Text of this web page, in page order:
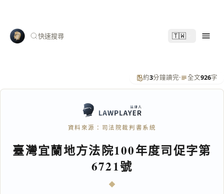
快速搜尋 🇹🇼
約3分鐘讀完· 全文926字
資料來源：司法院裁判書系統
臺灣宜蘭地方法院100年度司促字第
6721號